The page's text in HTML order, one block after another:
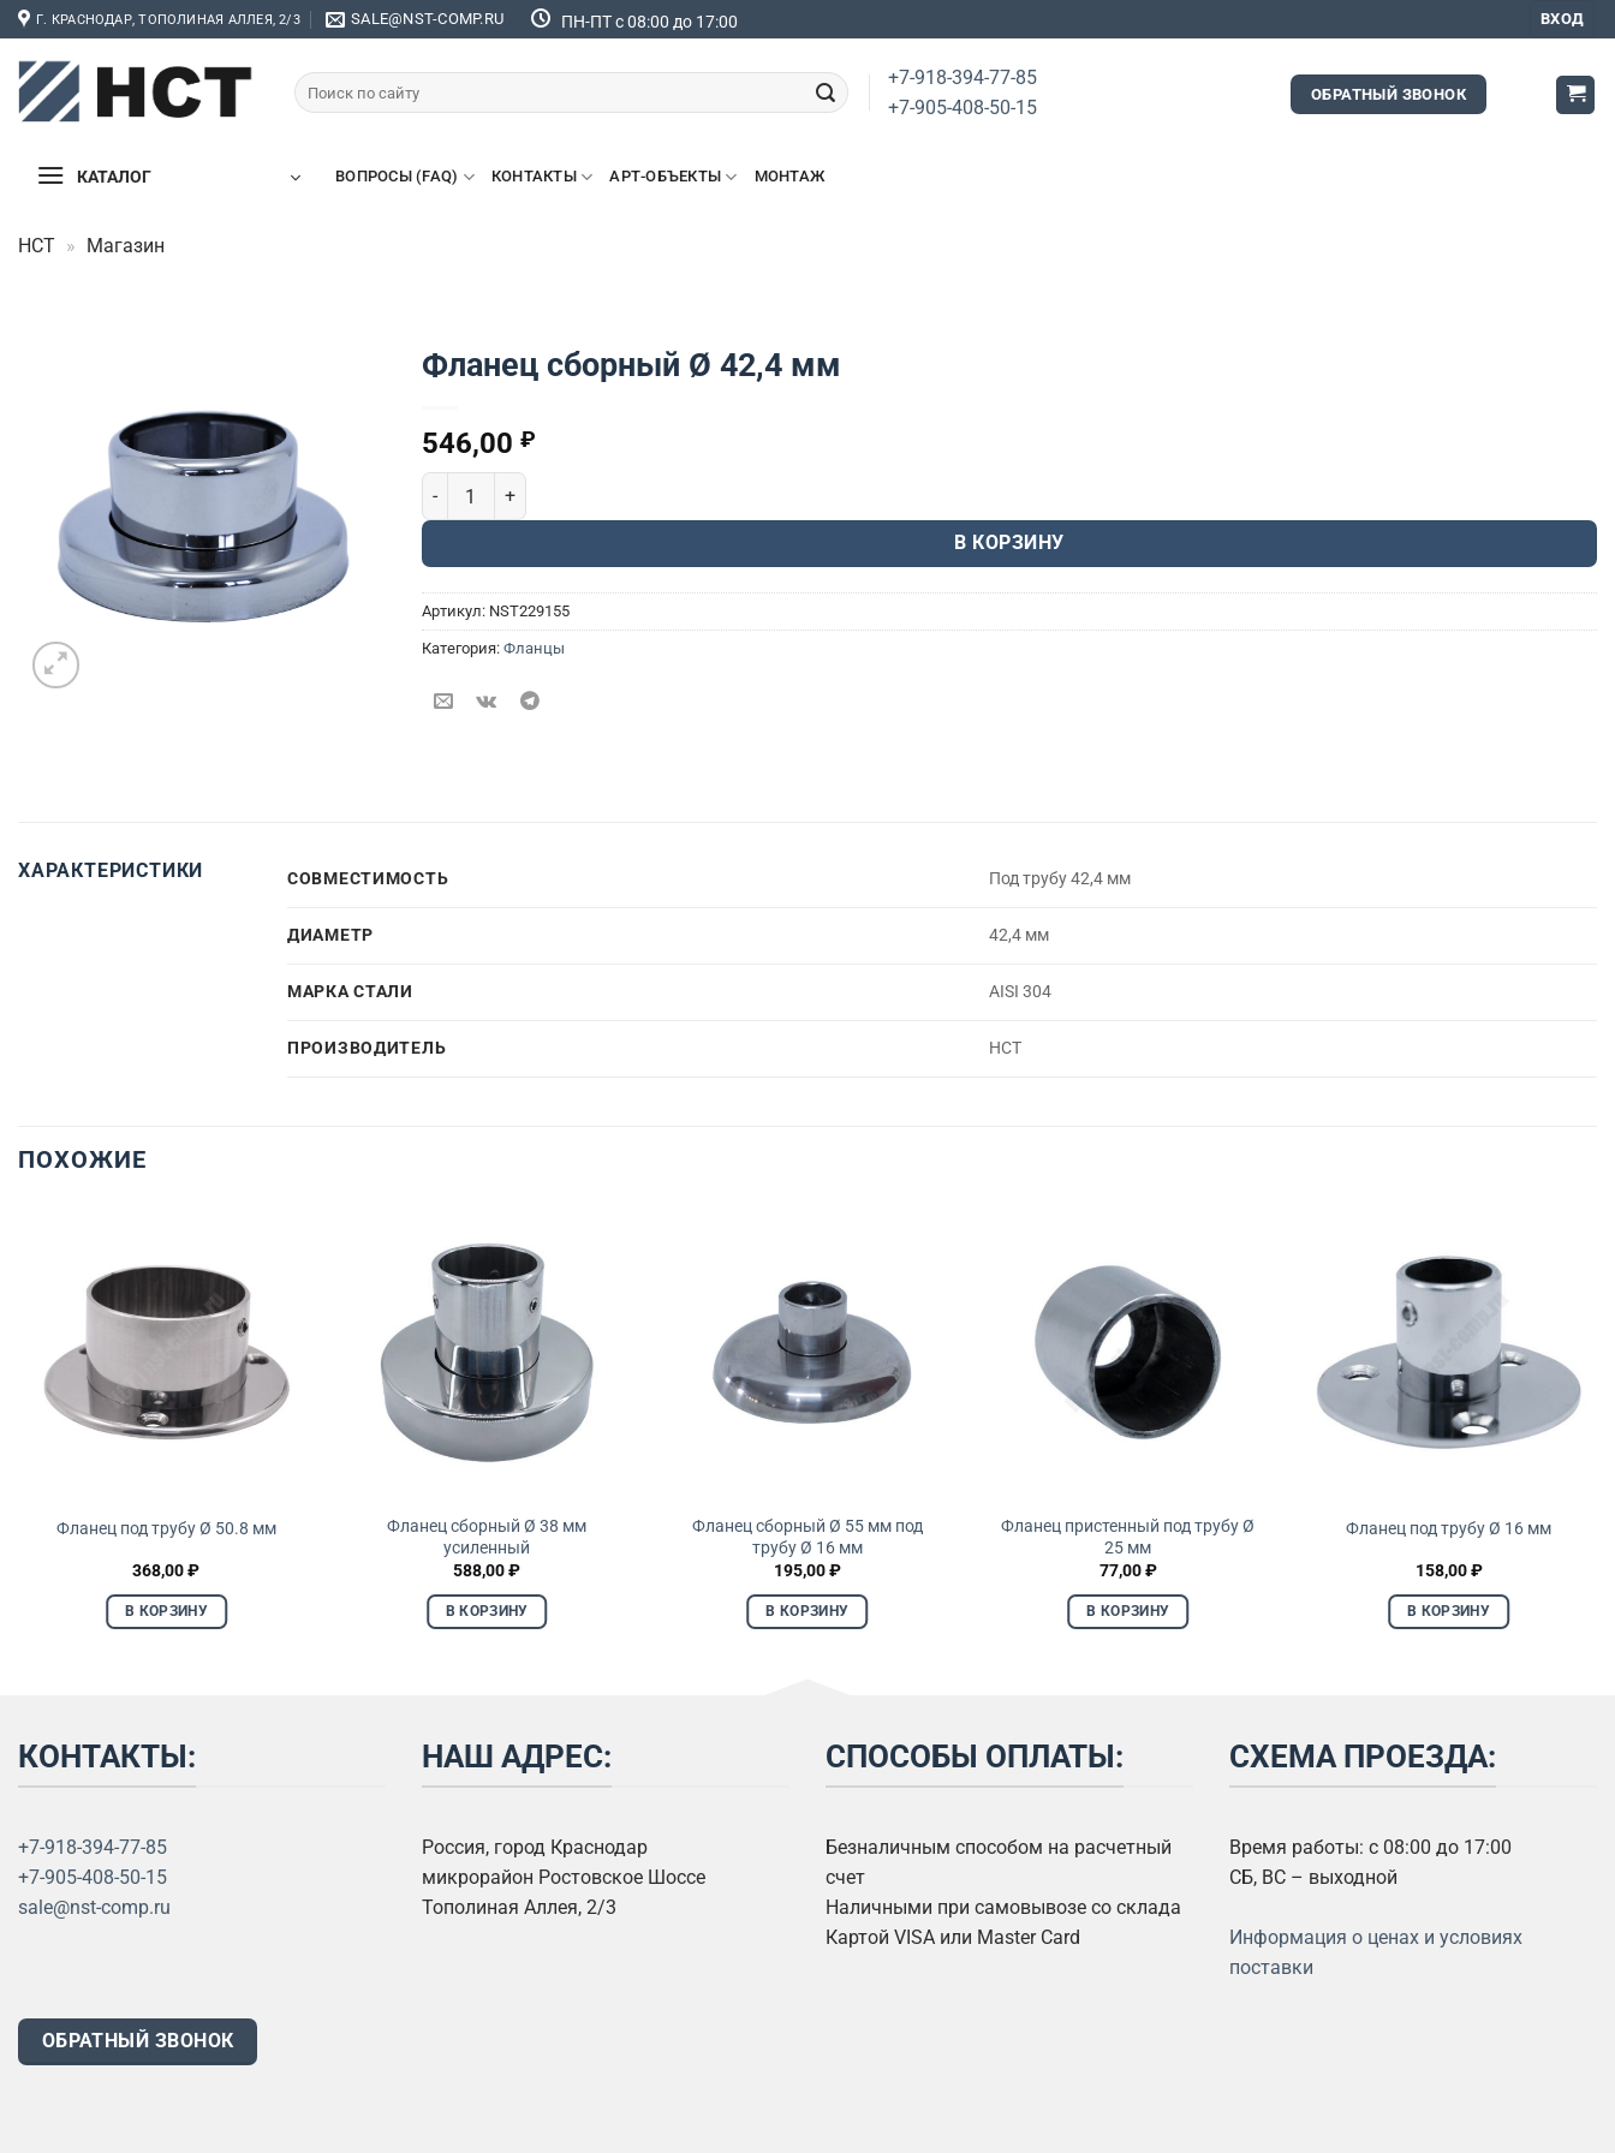
Skip
to
content
Г. КРАСНОДАР, ТОПОЛИНАЯ АЛЛЕЯ, 2/3 SALE@NST-COMP.RU ПН-ПТ с 08:00 до 17:00 ВХОД
Искать:
+7-918-394-77-85
+7-905-408-50-15
ОБРАТНЫЙ ЗВОНОК
КАТАЛОГ ВОПРОСЫ (FAQ) КОНТАКТЫ АРТ-ОБЪЕКТЫ МОНТАЖ
НСТ » Магазин
Фланец сборный Ø 42,4 мм
546,00 ₽
Количество товара Фланец сборный Ø 42,4 мм
В КОРЗИНУ
Артикул: NST229155
Категория: Фланцы
ХАРАКТЕРИСТИКИ СОВМЕСТИМОСТЬ Под трубу 42,4 мм
ДИАМЕТР 42,4 мм
МАРКА СТАЛИ AISI 304
ПРОИЗВОДИТЕЛЬ НСТ
ПОХОЖИЕ
Фланец под трубу Ø 50.8 мм
368,00₽
В КОРЗИНУ
Фланец сборный Ø 38 мм
усиленный
588,00₽
В КОРЗИНУ
Фланец сборный Ø 55 мм под
трубу Ø 16 мм
195,00₽
В КОРЗИНУ
Фланец пристенный под трубу Ø
25 мм
77,00₽
В КОРЗИНУ
Фланец под трубу Ø 16 мм
158,00₽
В КОРЗИНУ
КОНТАКТЫ:
+7-918-394-77-85
+7-905-408-50-15
sale@nst-comp.ru
НАШ АДРЕС:
Россия, город Краснодар
микрорайон Ростовское Шоссе
Тополиная Аллея, 2/3
СПОСОБЫ ОПЛАТЫ:
Безналичным способом на расчетный
счет
Наличными при самовывозе со склада
Картой VISA или Master Card
СХЕМА ПРОЕЗДА:
Время работы: с 08:00 до 17:00
СБ, ВС – выходной
Информация о ценах и условиях
поставки
ОБРАТНЫЙ ЗВОНОК